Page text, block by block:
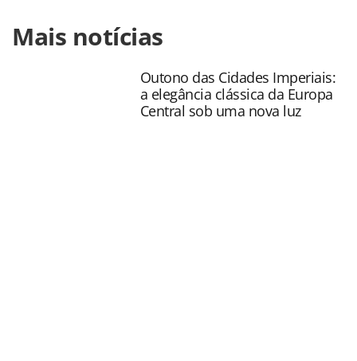
https://www.panrotas.com.br/gente/movimentacao/2018/
aumenta-frequencia-de-voos-e-reforca-equipe-de-
vendas_158768.html ou as ferramentas oferecidas na
página. Todo o conteúdo produzido pela PANROTAS
Editora é protegido pela legislação brasileira sobre direito
autoral. Não reproduza o conteúdo sem autorização da
Mais notícias
Outono das Cidades Imperiais:
a elegância clássica da Europa
Central sob uma nova luz